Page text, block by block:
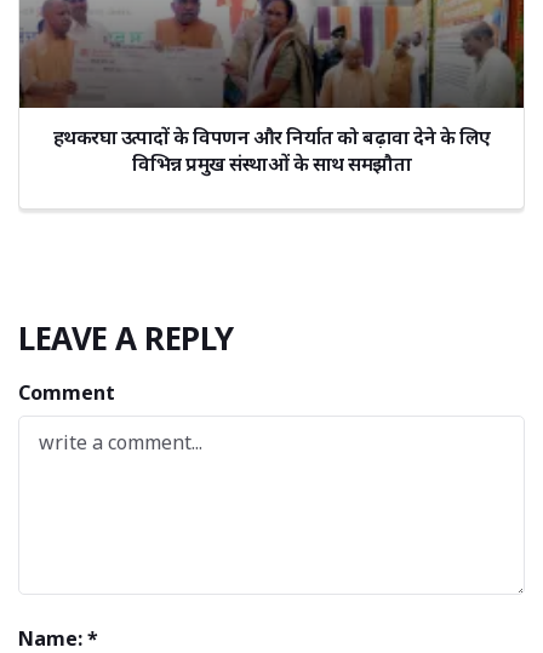
हथकरघा उत्पादों के विपणन और निर्यात को बढ़ावा देने के लिए
विभिन्न प्रमुख संस्थाओं के साथ समझौता
LEAVE A REPLY
Comment
Name: *